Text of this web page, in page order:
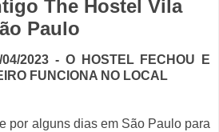
The Hostel Vila
Paulo
2023 - O HOSTEL FECHOU E
FUNCIONA NO LOCAL
por alguns dias em São Paulo para